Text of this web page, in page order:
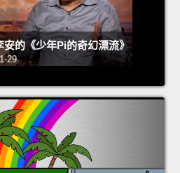
安的《少年Pi的奇幻漂流》
29